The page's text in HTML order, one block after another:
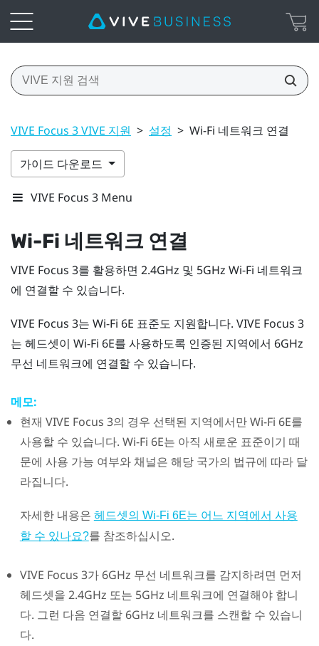
VIVE Focus 3 VIVE 지원 > 설정 > Wi‍-Fi 네트워크 연결
가이드 다운로드
VIVE Focus 3 Menu
Wi‍-Fi 네트워크 연결
VIVE Focus 3를 활용하면 2.4GHz 및 5GHz Wi‍-Fi 네트워크
에 연결할 수 있습니다.
VIVE Focus 3는 Wi‍-Fi 6E 표준도 지원합니다. VIVE Focus 3
는 헤드셋이 Wi‍-Fi 6E를 사용하도록 인증된 지역에서 6GHz
무선 네트워크에 연결할 수 있습니다.
메모:
현재 VIVE Focus 3의 경우 선택된 지역에서만Wi‍-Fi 6E를
사용할 수 있습니다. Wi‍-Fi 6E는 아직 새로운 표준이기 때
문에 사용 가능 여부와 채널은 해당 국가의 법규에 따라 달
라집니다.
자세한 내용은 헤드셋의 Wi‍-Fi 6E는 어느 지역에서 사용
할 수 있나요?를 참조하십시오.
VIVE Focus 3가 6GHz 무선 네트워크를 감지하려면 먼저
헤드셋을 2.4GHz 또는 5GHz 네트워크에 연결해야 합니
다. 그런 다음 연결할 6GHz 네트워크를 스캔할 수 있습니
다.